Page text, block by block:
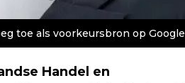
toe als voorkeursbron op Google
Handel en